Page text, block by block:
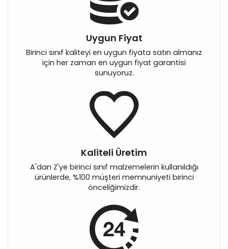
Uygun Fiyat
Birinci sınıf kaliteyi en uygun fiyata satın almanız
için her zaman en uygun fiyat garantisi
sunuyoruz.
Kaliteli Üretim
A'dan Z'ye birinci sınıf malzemelerin kullanıldığı
ürünlerde, %100 müşteri memnuniyeti birinci
önceliğimizdir.